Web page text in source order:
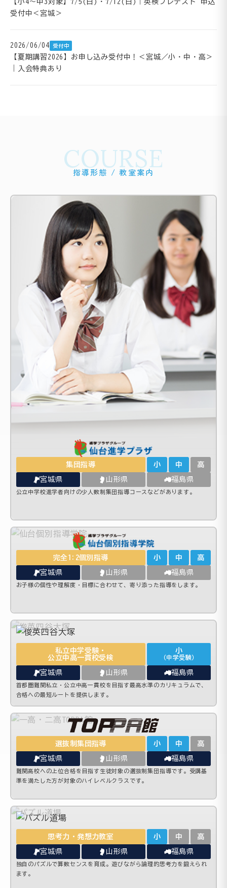
【小4～中3対象】7/5(日)・7/12(日)｜英検プレテスト 申込
受付中＜宮城＞
2026/06/04 受付中
【夏期講習2026】お申し込み受付中！＜宮城／小・中・高＞
｜入会特典あり
COURSE
指導形態 / 教室案内
集団指導 小 中 高
宮城県 山形県 福島県
公立中学校進学者向けの少人数制集団指導コースなどがあります。
完全1:2個別指導 小 中 高
宮城県 山形県 福島県
お子様の個性や理解度・目標に合わせて、寄り添った指導をします。
私立中学受験・
公立中高一貫校受検
小
（中学受験）
宮城県 山形県 福島県
首都圏難関私立・公立中高一貫校を目指す最高水準のカリキュラムで、
合格への最短ルートを提供します。
選抜制集団指導 小 中 高
宮城県 山形県 福島県
難関高校への上位合格を目指す生徒対象の選抜制集団指導です。受講基
準を満たした方が対象のハイレベルクラスです。
思考力・発想力教室 小 中 高
宮城県 山形県 福島県
独自のパズルで算数センスを育成。遊びながら論理的思考力を鍛えられ
ます。